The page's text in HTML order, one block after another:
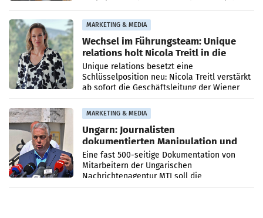
MARKETING & MEDIA
Wechsel im Führungsteam: Unique
relations holt Nicola Treitl in die
Geschäftsleitung
Unique relations besetzt eine
Schlüsselposition neu: Nicola Treitl verstärkt
ab sofort die Geschäftsleitung der Wiener
PR-Agentur an der Seite von Josef Kalina und
Anna Kalina-Mahr.
MARKETING & MEDIA
Ungarn: Journalisten
dokumentierten Manipulation und
Zensur
Eine fast 500-seitige Dokumentation von
Mitarbeitern der Ungarischen
Nachrichtenagentur MTI soll die
systematische Nachrichten-Manipulation und